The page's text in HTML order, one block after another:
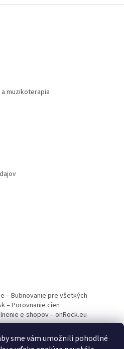
sme vám umožnili pohodlné
muzikoterapia
– Bubnovanie pre všetkých
– Porovnanie cien
e-shopov – onRock.eu